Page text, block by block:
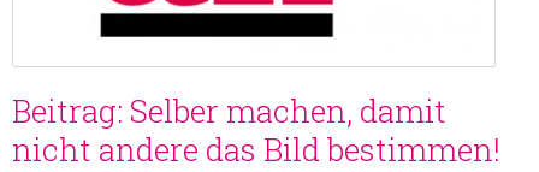
Beitrag: Selber machen, damit
nicht andere das Bild bestimmen!